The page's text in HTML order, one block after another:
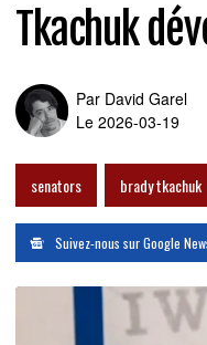
Tkachuk
Par David Garel
Le 2026-03-19
senators brady tkachuk
Suivez-nous sur Google